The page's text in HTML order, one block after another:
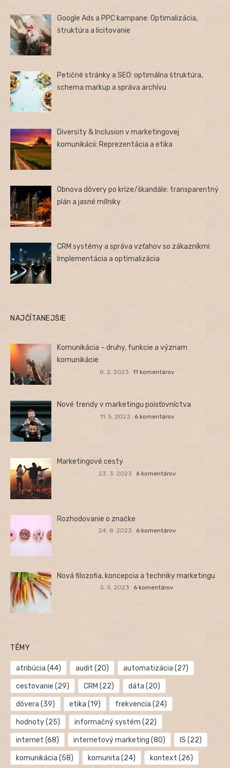
Google Ads a PPC kampane: Optimalizácia,
štruktúra a licitovanie
Petičné stránky a SEO: optimálna štruktúra,
schema markup a správa archívu
Diversity & Inclusion v marketingovej
komunikácii: Reprezentácia a etika
Obnova dôvery po kríze/škandále: transparentný
plán a jasné míľniky
CRM systémy a správa vzťahov so zákazníkmi:
Implementácia a optimalizácia
NAJČÍTANEJŠIE
Komunikácia – druhy, funkcie a význam
komunikácie
8. 2. 2023 11 komentárov
Nové trendy v marketingu poisťovníctva
11. 5. 2023 6 komentárov
Marketingové cesty
23. 3. 2023 6 komentárov
Rozhodovanie o značke
24. 8. 2023 6 komentárov
Nová filozofia, koncepcia a techniky marketingu
5. 5. 2023 6 komentárov
TÉMY
atribúcia (44) audit (20) automatizácia (27)
cestovanie (29) CRM (22) dáta (20)
dôvera (39) etika (19) frekvencia (24)
hodnoty(25) informačný systém (22)
internet (68) internetový marketing (80) IS (22)
komunikácia (58) komunita (24) kontext (26)